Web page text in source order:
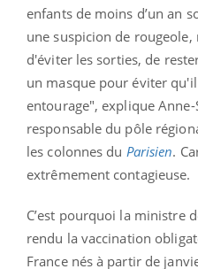
enfants de moins d’un an
une suspicion de
d'éviter les sorties, de
un masque pour éviter
entourage", explique
responsable du pôle
les colonnes du Parisien.
extrêmement contagieuse.
C’est pourquoi la ministre
rendu la vaccination
France nés à partir de